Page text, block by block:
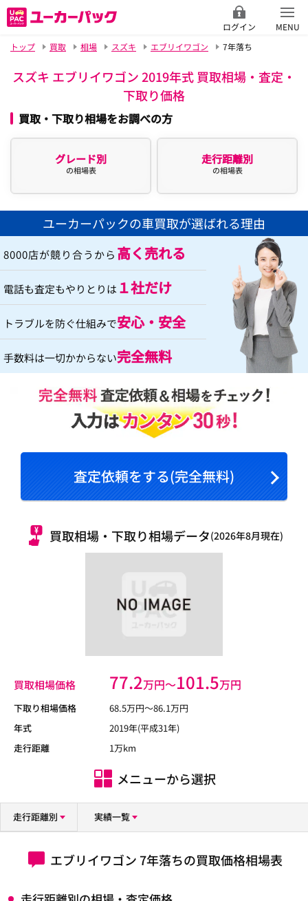
ログイン
MENU
トップ
買取 相場 スズキ エブリイワゴン 7年落ち
スズキ エブリイワゴン 2019年式 買取相場・査定・
下取り価格
買取・下取り相場をお調べの方
グレード別
の相場表
走行距離別
の相場表
ユーカーパックの車買取が選ばれる理由
8000店が競り合うから 高く売れる
電話も査定もやりとりは １社だけ
トラブルを防ぐ仕組みで安心・安全
手数料は一切かからない完全無料
査定依頼をする(完全無料)
買取相場・下取り相場データ(2026年8月現在)
買取相場価格 77.2万円〜101.5万円
下取り相場価格 68.5万円〜86.1万円
年式
2019年(平成31年)
走行距離
1万km
メニューから選択
走行距離別 実績一覧
エブリイワゴン 7年落ちの買取価格相場表